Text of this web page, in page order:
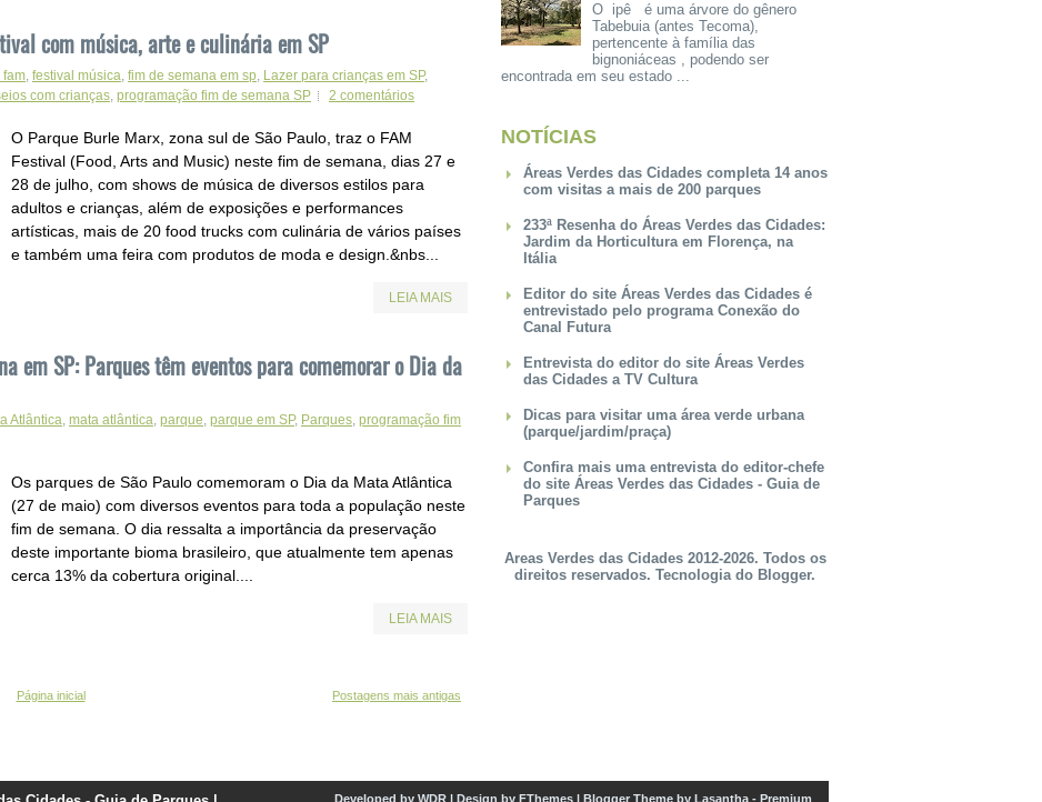
com música, arte e culinária em SP
fam festival música fim de semana em sp Lazer para crianças em SP,
com crianças programação fim de semana SP 2 comentários
O Parque Burle Marx, zona sul de São Paulo, traz o FAM
Festival (Food, Arts and Music) neste fim de semana, dias 27 e
28 de julho, com shows de música de diversos estilos para
adultos e crianças, além de exposições e performances
artísticas, mais de 20 food trucks com culinária de vários países
e também uma feira com produtos de moda e design.&nbs...
LEIA MAIS
em SP: Parques têm eventos para comemorar o Dia da
Atlântica mata atlântica parque parque em SP, Parques programação fim
Os parques de São Paulo comemoram o Dia da Mata Atlântica
(27 de maio) com diversos eventos para toda a população neste
fim de semana. O dia ressalta a importância da preservação
deste importante bioma brasileiro, que atualmente tem apenas
cerca 13% da cobertura original....
LEIA MAIS
Postagens mais antigas
Página inicial
O ipê é uma árvore do gênero
Tabebuia (antes Tecoma),
pertencente à família das
bignoniáceas , podendo ser
encontrada em seu estado ...
NOTÍCIAS
Áreas Verdes das Cidades completa 14 anos
com visitas a mais de 200 parques
233ª Resenha do Áreas Verdes das Cidades:
Jardim da Horticultura em Florença, na
Itália
Editor do site Áreas Verdes das Cidades é
entrevistado pelo programa Conexão do
Canal Futura
Entrevista do editor do site Áreas Verdes
das Cidades a TV Cultura
Dicas para visitar uma área verde urbana
(parque/jardim/praça)
Confira mais uma entrevista do editor-chefe
do site Áreas Verdes das Cidades - Guia de
Parques
Areas Verdes das Cidades 2012-2026. Todos os
direitos reservados. Tecnologia do Blogger.
Developed by WDR | Design by FThemes | Blogger Theme by Lasantha - Premium